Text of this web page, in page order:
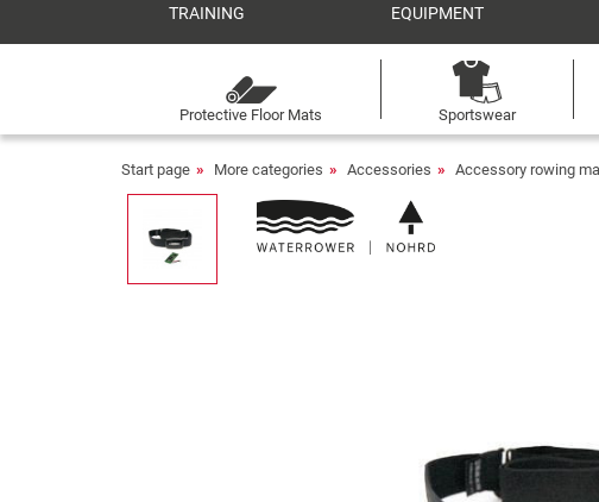
TRAINING
EQUIPMENT
Protective Floor Mats Sportswear
Start page More categories Accessories Accessory rowing